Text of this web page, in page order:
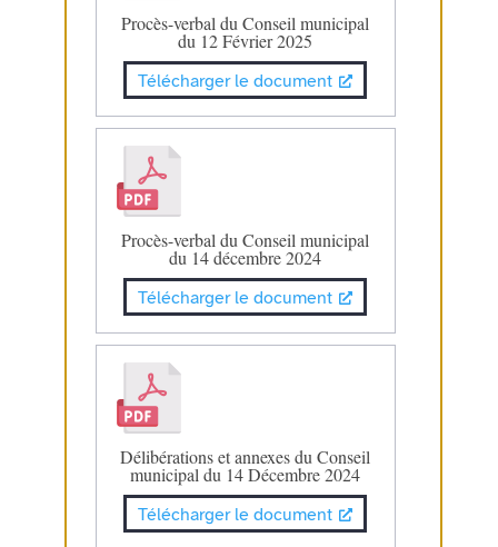
Procès-verbal du Conseil municipal
du 12 Février 2025
Télécharger le document
Procès-verbal du Conseil municipal
du 14 décembre 2024
Télécharger le document
Délibérations et annexes du Conseil
municipal du 14 Décembre 2024
Télécharger le document